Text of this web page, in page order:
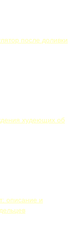
после доливки
худеющих об
описание и